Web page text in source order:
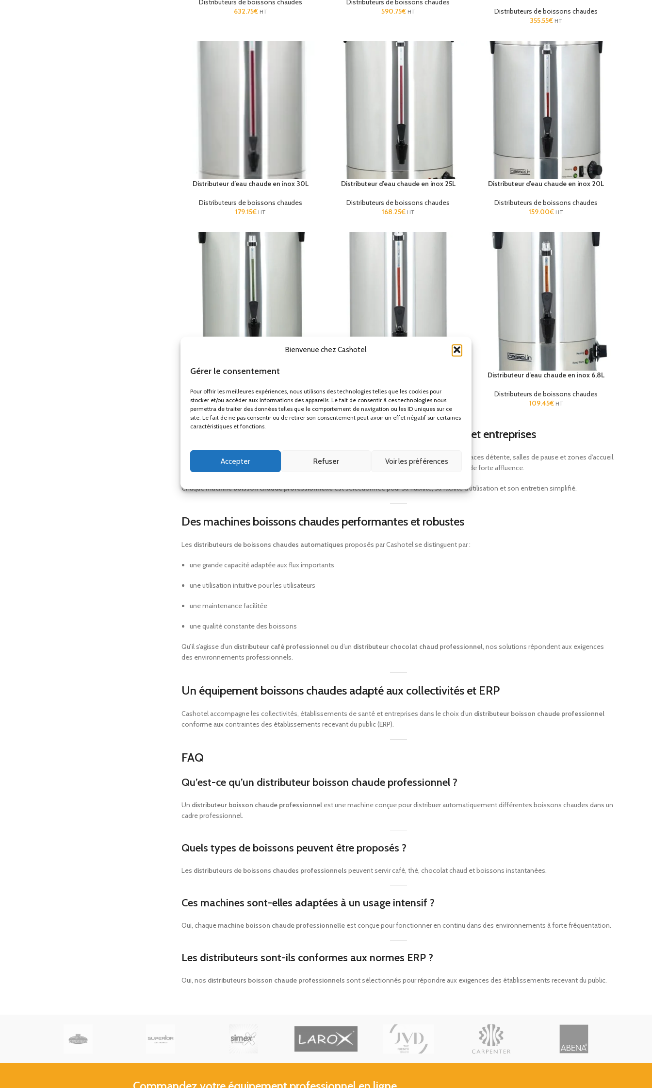
Bienvenue chez Cashotel
Gérer le consentement
Pour offrir les meilleures expériences, nous utilisons des technologies telles que les cookies pour
stocker et/ou accéder aux informations des appareils. Le fait de consentir à ces technologies nous
permettra de traiter des données telles que le comportement de navigation ou les ID uniques sur ce
site. Le fait de ne pas consentir ou de retirer son consentement peut avoir un effet négatif sur certaines
caractéristiques et fonctions.
Accepter Refuser Voir les préférences
Distributeurs de boissons chaudes
632.75€ HT
Distributeurs de boissons chaudes
590.75€ HT
Distributeurs de boissons chaudes
355.55€ HT
Distributeur d’eau chaude en inox 30L
Distributeurs de boissons chaudes
179.15€ HT
Distributeur d’eau chaude en inox 25L
Distributeurs de boissons chaudes
168.25€ HT
Distributeur d’eau chaude en inox 20L
Distributeurs de boissons chaudes
159.00€ HT
Distributeur d’eau chaude en inox 15L
Distributeurs de boissons chaudes
137.15€ HT
Distributeurs de boissons chaudes
117.85€ HT
Distributeur d’eau chaude en inox 6,8L
Distributeurs de boissons chaudes
109.45€ HT
Distributeur de boissons chaudes professionnel pour hôtels et entreprises
distributeurs boisson chaude professionnels
conviennent aux salles de petit-déjeuner, espaces détente, salles de pause et zones d’accueil.
Conçus pour un usage intensif, ils offrent une distribution rapide et constante, même en période de forte affluence.
Chaquemachine boisson chaude professionnelleest sélectionnée pour sa fiabilité, sa facilité d’utilisation et son entretien simplifié.
Des machines boissons chaudes performantes et robustes
Les distributeurs de boissons chaudes automatiques proposés par Cashotel se distinguent par :
une grande capacité adaptée aux flux importants
une utilisation intuitive pour les utilisateurs
une maintenance facilitée
une qualité constante des boissons
Qu’il s’agisse d’un distributeur café professionnelou d’un distributeur chocolat chaud professionnel, nos solutions répondent aux exigences
des environnements professionnels.
Un équipement boissons chaudes adapté aux collectivités et ERP
Cashotel accompagne les collectivités, établissements de santé et entreprises dans le choix d’un distributeur boisson chaude professionnel
conforme aux contraintes des établissements recevant du public (ERP).
FAQ
Qu’est-ce qu’un distributeur boisson chaude professionnel ?
Un distributeur boisson chaude professionnel est une machine conçue pour distribuer automatiquement différentes boissons chaudes dans un
cadre professionnel.
Quels types de boissons peuvent être proposés ?
Les distributeurs de boissons chaudes professionnels peuvent servir café, thé, chocolat chaud et boissons instantanées.
Ces machines sont-elles adaptées à un usage intensif ?
Oui, chaque machine boisson chaude professionnelle est conçue pour fonctionner en continu dans des environnements à forte fréquentation.
Les distributeurs sont-ils conformes aux normes ERP ?
Oui, nos distributeurs boisson chaude professionnels sont sélectionnés pour répondre aux exigences des établissements recevant du public.